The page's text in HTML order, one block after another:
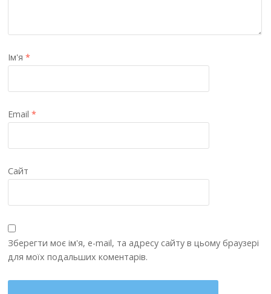
Ім'я*
Email*
Сайт
Зберегти моє ім'я, e-mail, та адресу сайту в цьому браузері
для моїх подальших коментарів.